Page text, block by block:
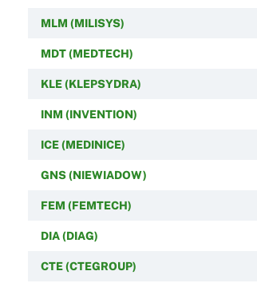
MLM (MILISYS)
MDT (MEDTECH)
KLE (KLEPSYDRA)
INM (INVENTION)
ICE (MEDINICE)
GNS (NIEWIADOW)
FEM (FEMTECH)
DIA (DIAG)
CTE (CTEGROUP)